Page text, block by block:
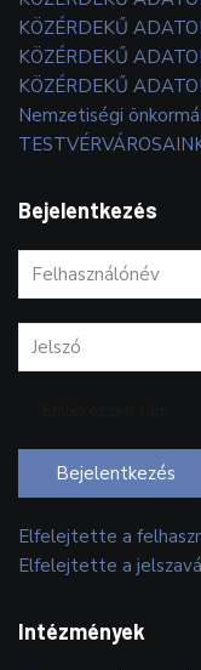
KÖZÉRDEKŰ
KÖZÉRDEKŰ
KÖZÉRDEKŰ
Nemzetiségi
Bejelentkezés
Bejelentkezés
Elfelejtette a
Elfelejtette a
Intézmények